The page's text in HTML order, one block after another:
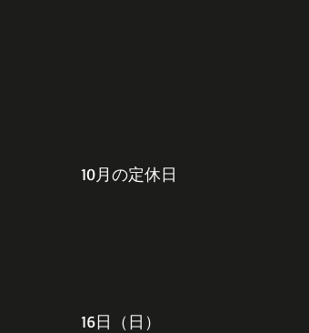
10月の定休日
16日（日）